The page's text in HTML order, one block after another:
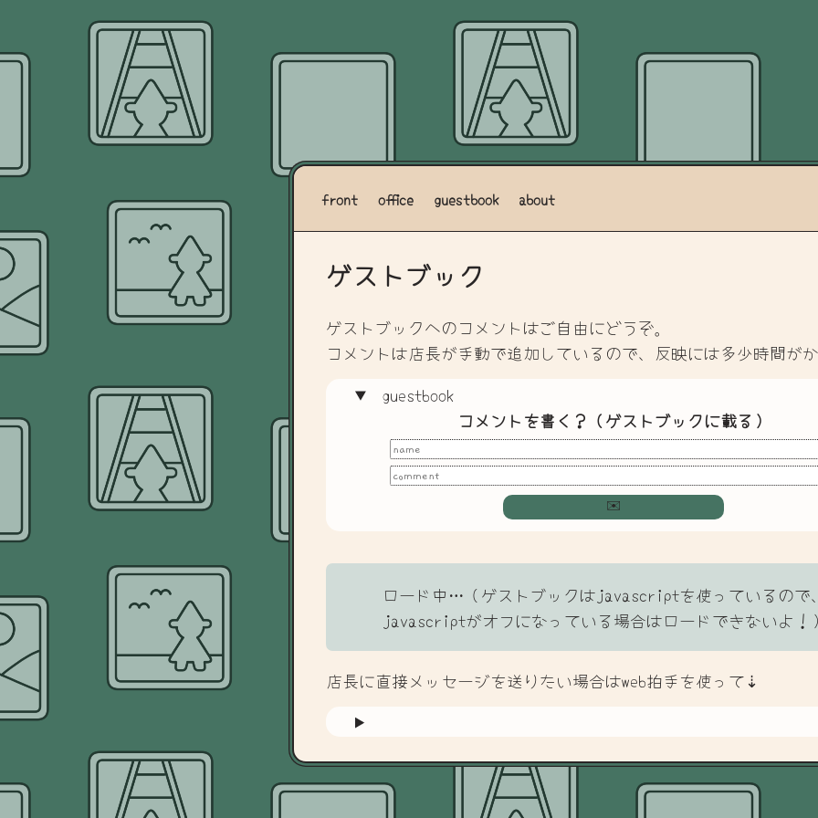
front office guestbook about
ゲストブック
ゲストブックへのコメントはご自由にどうぞ。
コメントは店長が手動で追加しているので、反映には多少時間が
guestbook
コメントを書く？（ゲストブックに載る）
✉️
ロード中…（ゲストブックはjavascriptを使っているので
javascriptがオフになっている場合はロードできないよ！
店長に直接メッセージを送りたい場合はweb拍手を使って⇣